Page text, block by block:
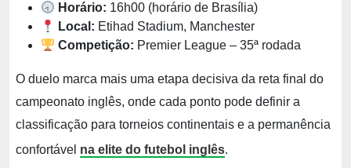
Horário: 16h00 (horário de Brasília)
Local: Etihad Stadium, Manchester
Competição: Premier League – 35ª rodada
O duelo marca mais uma etapa decisiva da reta final do
campeonato inglês, onde cada ponto pode definir a
classificação para torneios continentais e a permanência
confortável na elite do futebol inglês.